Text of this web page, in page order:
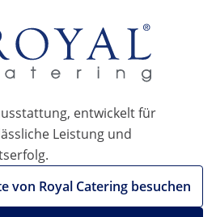
entwickelt für
Leistung und
von Royal Catering besuchen